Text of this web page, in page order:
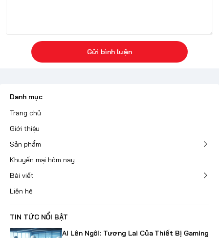
Gửi bình luận
Danh mục
Trang chủ
Giới thiệu
Sản phẩm
Khuyến mại hôm nay
Bài viết
Liên hệ
TIN TỨC NỔI BẬT
AI Lên Ngôi: Tương Lai Của Thiết Bị Gaming